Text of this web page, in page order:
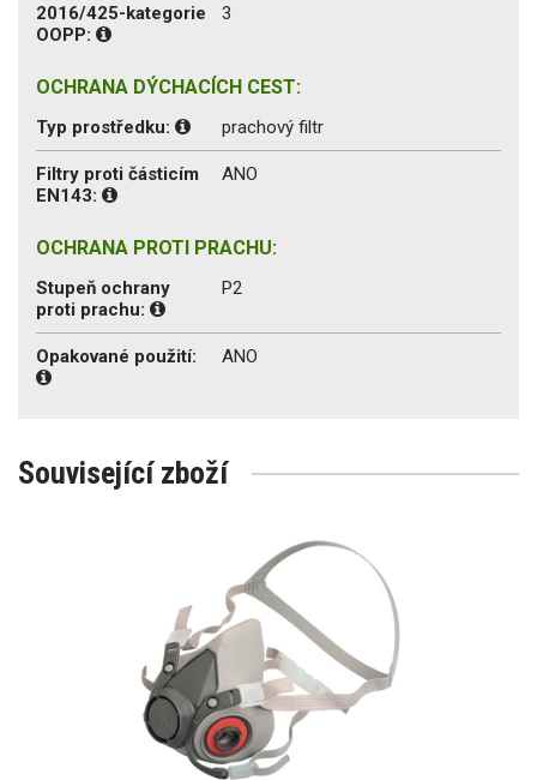
2016/425-kategorie
OOPP:
3
OCHRANA DÝCHACÍCH CEST:
Typ prostředku: prachový filtr
Filtry proti částicím
EN143:
ANO
OCHRANA PROTI PRACHU:
Stupeň ochrany
proti prachu:
P2
Opakované použití: ANO
Související zboží